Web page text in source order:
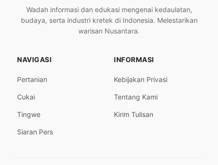
Wadah informasi dan edukasi mengenai kedaulatan,
budaya, serta industri kretek di Indonesia. Melestarikan
warisan Nusantara.
NAVIGASI
Pertanian
Cukai
Tingwe
Siaran Pers
INFORMASI
Kebijakan Privasi
Tentang Kami
Kirim Tulisan